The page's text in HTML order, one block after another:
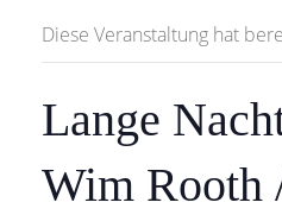
Diese Veranstaltung hat
Lange
Wim Rooth